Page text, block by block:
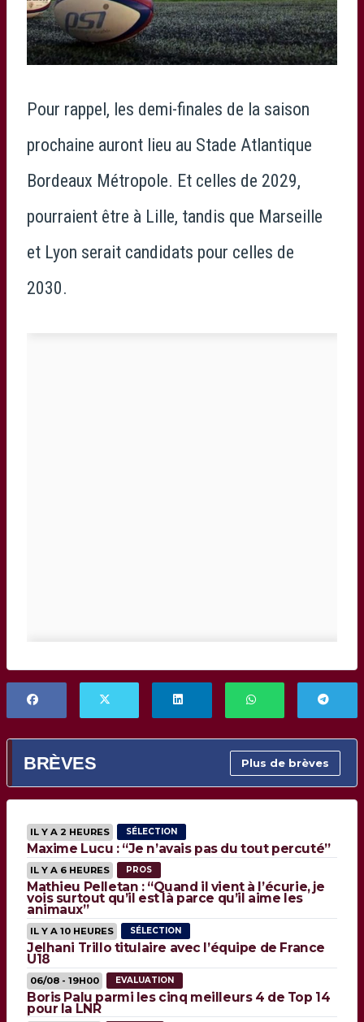
Pour rappel, les demi-finales de la saison
prochaine auront lieu au Stade Atlantique
Bordeaux Métropole. Et celles de 2029,
pourraient être à Lille, tandis que Marseille
et Lyon serait candidats pour celles de
2030.
BRÈVES Plus de brèves
IL Y A 2 HEURES SÉLECTION
Maxime Lucu : “Je n’avais pas du tout percuté”
IL Y A 6 HEURES PROS
Mathieu Pelletan : “Quand il vient à l’écurie, je
vois surtout qu’il est là parce qu’il aime les
animaux”
IL Y A 10 HEURES SÉLECTION
Jelhani Trillo titulaire avec l’équipe de France
U18
06/08 - 19H00 EVALUATION
Boris Palu parmi les cinq meilleurs 4 de Top 14
pour la LNR